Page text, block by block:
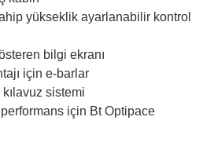
yükseklik ayarlanabilir kontrol
bilgi ekranı
için e-barlar
sistemi
için Bt Optipace